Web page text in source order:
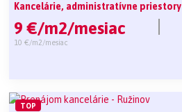
Kancelárie, administratívne priestory
9 €/m2/mesiac
10 €/m2/mesiac
TOP